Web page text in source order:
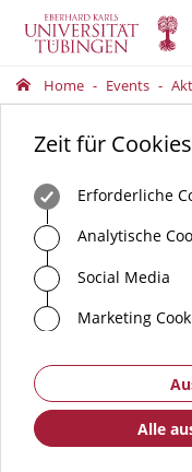
Home Events
Zeit für
Erforderliche
Analytische
Social Media
Marketing
Alle